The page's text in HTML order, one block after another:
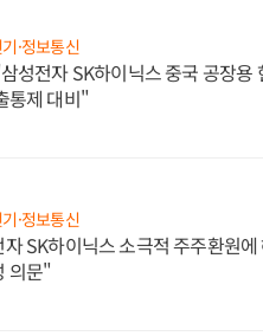
·정보통신
성전자 SK하이닉스 중국 공장용
통제 대비"
·정보통신
자 SK하이닉스 소극적 주주환원
의문"